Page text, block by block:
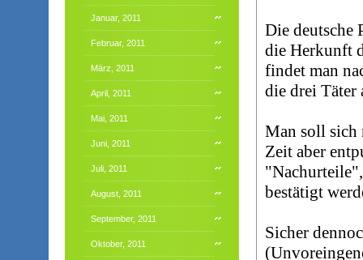
Januar, 2011
Februar, 2011
März, 2011
April, 2011
Mai, 2011
Juni, 2011
Juli, 2011
August, 2011
September, 2011
Oktober, 2011
Die deutsche
die Herkunft
findet man
die drei Täter
Man soll sich
Zeit aber
bestätigt
Sicher